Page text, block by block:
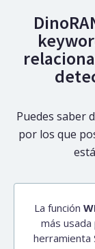
Puedes saber
por los que
La función
más
herramienta